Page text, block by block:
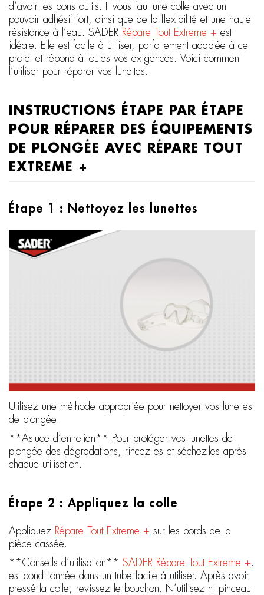
d’avoir les bons outils. Il vous faut une colle avec un
pouvoir adhésif fort, ainsi que de la flexibilité et une haute
résistance à l’eau. SADER Répare Tout Extreme + est
idéale. Elle est facile à utiliser, parfaitement adaptée à ce
projet et répond à toutes vos exigences. Voici comment
l’utiliser pour réparer vos lunettes.
INSTRUCTIONS ÉTAPE PAR ÉTAPE
POUR RÉPARER DES ÉQUIPEMENTS
DE PLONGÉE AVEC RÉPARE TOUT
EXTREME +
Étape 1 : Nettoyez les lunettes
Utilisez une méthode appropriée pour nettoyer vos lunettes
de plongée.
**Astuce d’entretien** Pour protéger vos lunettes de
plongée des dégradations, rincez-les et séchez-les après
chaque utilisation.
Étape 2 : Appliquez la colle
Appliquez Répare Tout Extreme + sur les bords de la
pièce cassée.
**Conseils d’utilisation** SADER Répare Tout Extreme +.
est conditionnée dans un tube facile à utiliser. Après avoir
pressé la colle, revissez le bouchon. N’utilisez ni pinceau